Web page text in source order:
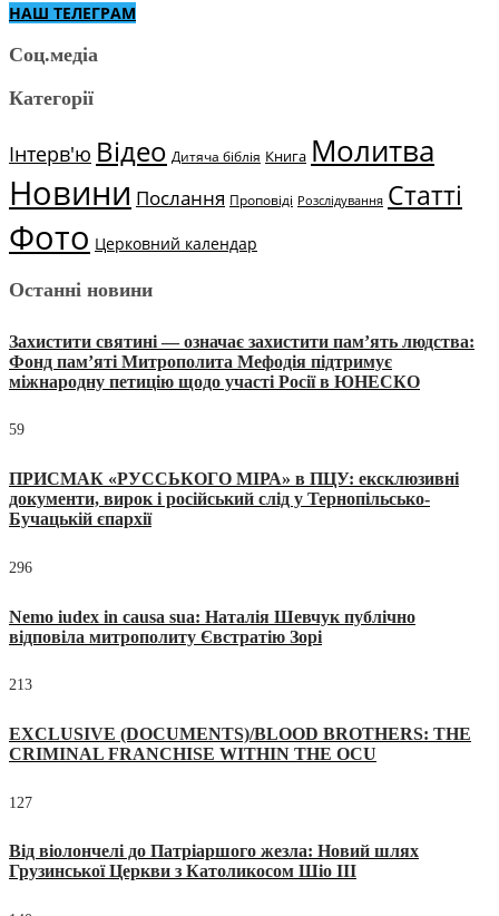
НАШ ТЕЛЕГРАМ
Соц.медіа
Категорії
Інтерв'ю Відео Дитяча біблія Книга Молитва
Новини Послання Проповіді Розслідування Статті
Фото Церковний календар
Останні новини
Захистити святині — означає захистити пам’ять людства:
Фонд пам’яті Митрополита Мефодія підтримує
міжнародну петицію щодо участі Росії в ЮНЕСКО
59
ПРИСМАК «РУССЬКОГО МІРА» в ПЦУ: ексклюзивні
документи, вирок і російський слід у Тернопільсько-
Бучацькій єпархії
296
Nemo iudex in causa sua: Наталія Шевчук публічно
відповіла митрополиту Євстратію Зорі
213
EXCLUSIVE (DOCUMENTS)/BLOOD BROTHERS: THE
CRIMINAL FRANCHISE WITHIN THE OCU
127
Від віолончелі до Патріаршого жезла: Новий шлях
Грузинської Церкви з Католикосом Шіо III